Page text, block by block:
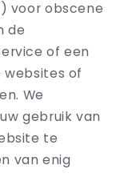
voor obscene
de
of een
of
We
gebruik van
te
van enig